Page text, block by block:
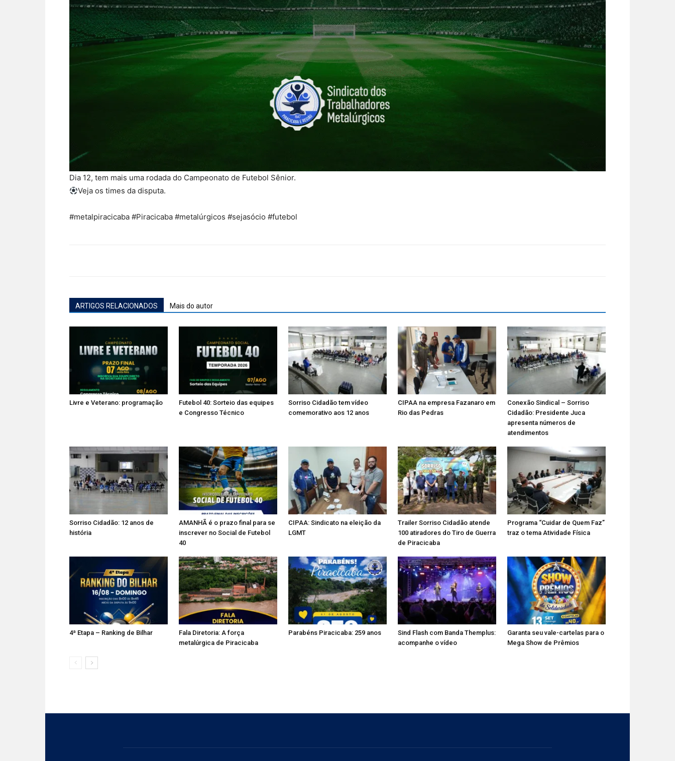
Dia 12, tem mais uma rodada do Campeonato de Futebol Sênior.
Veja os times da disputa.
#metalpiracicaba #Piracicaba #metalúrgicos #sejasócio #futebol
ARTIGOS RELACIONADOS Mais do autor
Livre e Veterano: programação
Futebol 40: Sorteio das equipes
e Congresso Técnico
Sorriso Cidadão tem vídeo
comemorativo aos 12 anos
CIPAA na empresa Fazanaro em
Rio das Pedras
Conexão Sindical – Sorriso
Cidadão: Presidente Juca
apresenta números de
atendimentos
Sorriso Cidadão: 12 anos de
história
AMANHÃ é o prazo final para se
inscrever no Social de Futebol
40
CIPAA: Sindicato na eleição da
LGMT
Trailer Sorriso Cidadão atende
100 atiradores do Tiro de Guerra
de Piracicaba
Programa “Cuidar de Quem Faz”
traz o tema Atividade Física
4ª Etapa – Ranking de Bilhar
Fala Diretoria: A força
metalúrgica de Piracicaba
Parabéns Piracicaba: 259 anos
Sind Flash com Banda Themplus:
acompanhe o vídeo
Garanta seu vale-cartelas para o
Mega Show de Prêmios